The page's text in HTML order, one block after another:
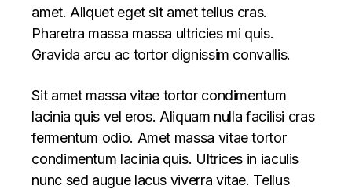
amet. Aliquet eget sit amet tellus cras.
Pharetra massa massa ultricies mi quis.
Gravida arcu ac tortor dignissim convallis.
Sit amet massa vitae tortor condimentum
lacinia quis vel eros. Aliquam nulla facilisi cras
fermentum odio. Amet massa vitae tortor
condimentum lacinia quis. Ultrices in iaculis
nunc sed augue lacus viverra vitae. Tellus